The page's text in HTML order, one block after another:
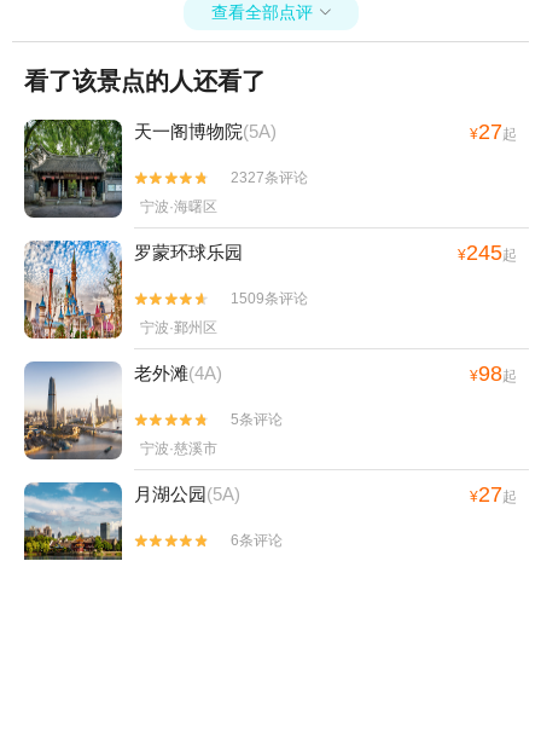
查看全部点评 
看了该景点的人还看了
天一阁博物院(5A) ¥27起


2327条评论
宁波·海曙区
罗蒙环球乐园 ¥245起


1509条评论
宁波·鄞州区
老外滩(4A) ¥98起


5条评论
宁波·慈溪市
月湖公园(5A) ¥27起


6条评论